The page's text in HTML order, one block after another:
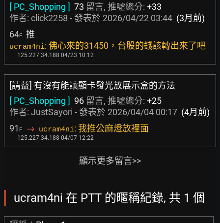
[ PC_Shopping ] 73 留言, 推噓總分: +33
作者: click2258 - 發表於 2026/04/22 03:44 (3月前)
64F 推
ucram4ni: 佛心來的31450，台股的錢該轉出來了吧
125.227.34.188 04/23 10:12
[請益] 有沒有能讓顯卡發光放展示盒的方法
[ PC_Shopping ] 96 留言, 推噓總分: +25
作者: JustSayori - 發表於 2026/04/04 00:17 (4月前)
91 F → ucram4ni: 我推公麻燈放裡面
125.227.34.188 04/07 12:22
顯示更多留言>>
ucram4ni 在 PTT 的暱稱紀錄, 共 1 個